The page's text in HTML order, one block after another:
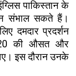
पाकिस्तान के
संभाल सकते हैं।
दमदार प्रदर्शन
की औसत और
इस दौरान उनके